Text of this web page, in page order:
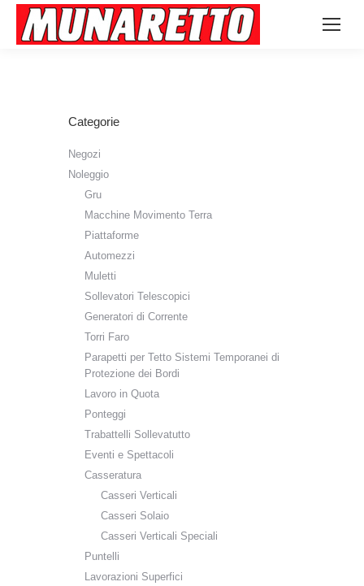
Categorie
Negozi
Noleggio
Gru
Macchine Movimento Terra
Piattaforme
Automezzi
Muletti
Sollevatori Telescopici
Generatori di Corrente
Torri Faro
Parapetti per Tetto Sistemi Temporanei di
Protezione dei Bordi
Lavoro in Quota
Ponteggi
Trabattelli Sollevatutto
Eventi e Spettacoli
Casseratura
Casseri Verticali
Casseri Solaio
Casseri Verticali Speciali
Puntelli
Lavorazioni Superfici